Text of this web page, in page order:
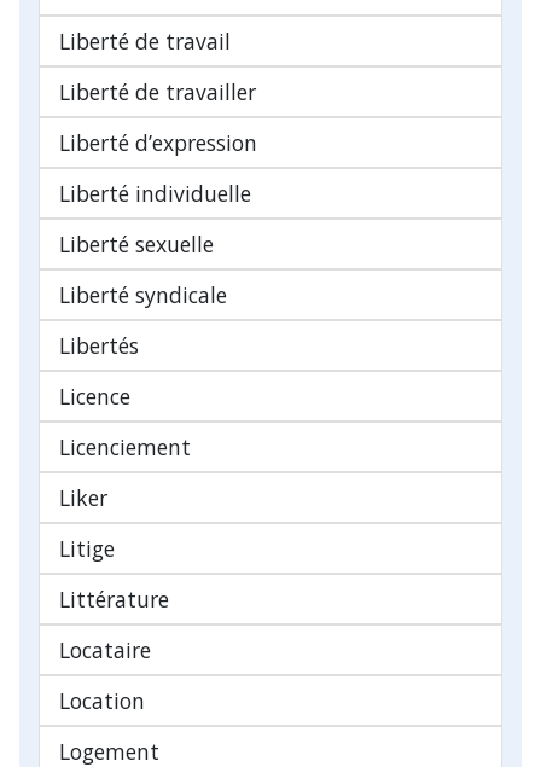
Liberté de travail
Liberté de travailler
Liberté d’expression
Liberté individuelle
Liberté sexuelle
Liberté syndicale
Libertés
Licence
Licenciement
Liker
Litige
Littérature
Locataire
Location
Logement